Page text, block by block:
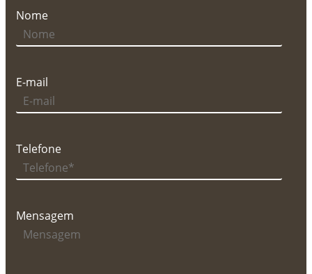
Nome
E-mail
Telefone
Mensagem